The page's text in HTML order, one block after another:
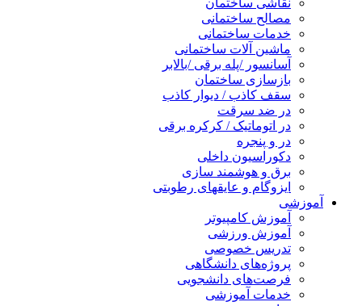
نقاشی ساختمان
مصالح ساختمانی
خدمات ساختمانی
ماشین آلات ساختمانی
آسانسور /پله برقی /بالابر
بازسازی ساختمان
سقف کاذب / دیوار کاذب
در ضد سرقت
در اتوماتیک / کرکره برقی
در و پنجره
دکوراسیون داخلی
برق و هوشمند سازی
ایزوگام و عایقهای رطوبتی
آموزشی
آموزش کامپیوتر
آموزش ورزشی
تدریس خصوصی
پروژه‌های دانشگاهی
فرصت‌های دانشجویی
خدمات آموزشی